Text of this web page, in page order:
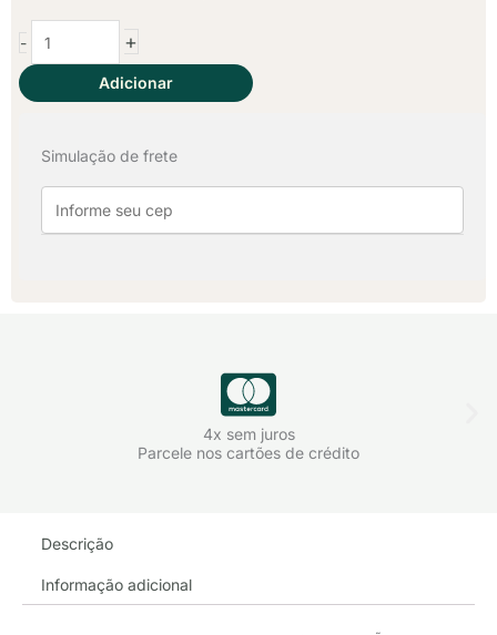
era:
R$ 82,90.
-
Fronha
Avulsa
100%
Azul
Ártico
+
Adicionar
Simulação de frete
4x sem juros
Parcele nos cartões de crédito
Descrição
Informação adicional